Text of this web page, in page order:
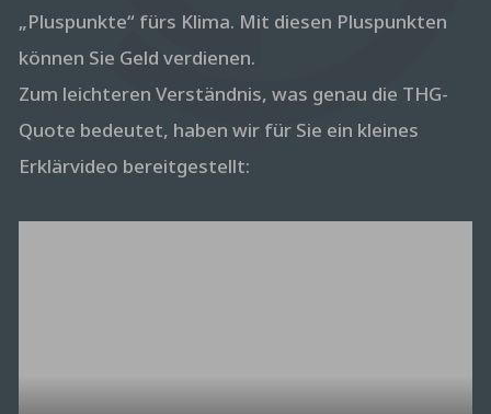
„Pluspunkte“ fürs Klima. Mit diesen Pluspunkten
können Sie Geld verdienen.
Zum leichteren Verständnis, was genau die THG-
Quote bedeutet, haben wir für Sie ein kleines
Erklärvideo bereitgestellt: